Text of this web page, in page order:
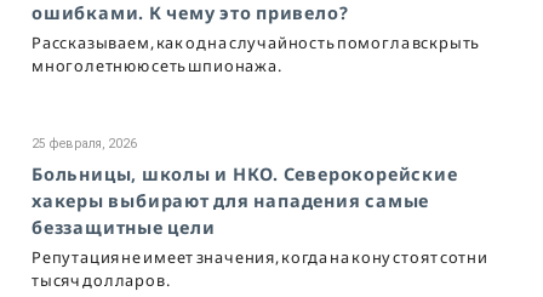
ошибками. К чему это привело?
Рассказываем, как одна случайность помогла вскрыть
многолетнюю сеть шпионажа.
25 февраля, 2026
Больницы, школы и НКО. Северокорейские
хакеры выбирают для нападения самые
беззащитные цели
Репутация не имеет значения, когда на кону стоят сотни
тысяч долларов.